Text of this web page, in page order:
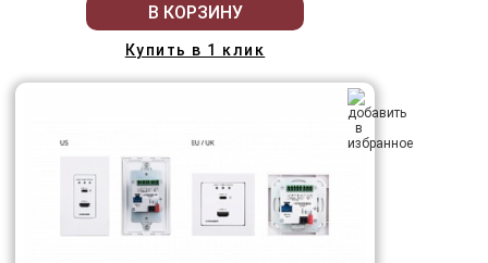
В КОРЗИНУ
Купить в 1 клик